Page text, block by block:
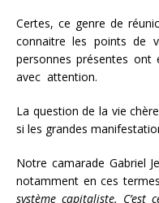
Certes, ce genre de
connaitre les points de
personnes présentes
avec attention.
La question de la vie
si les grandes
Notre camarade Gabriel
notamment en ces
système capitaliste. C’est